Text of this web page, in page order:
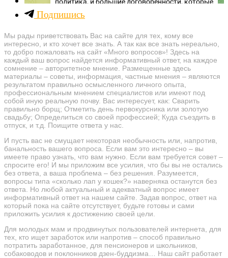
Подпишись
Мы рады приветствовать Вас на сайте для тех, кому все
интересно, и кто хочет все знать. А так как все знать нереально,
то добро пожаловать на сайт «Много вопросов»! Здесь на
каждый ваш вопрос найдется информативный ответ, на каждое
сомнение – авторитетное мнение. Размещенные здесь
материалы – советы, информация, частные мнения – являются
результатом правильно осмысленного личного опыта,
профессиональным мнением специалистов или имеют под
собой иную реальную почву. Вас интересует, как: Сварить
правильно борщ; Отметить день первокурсника или золотую
свадьбу; Определиться со своей профессией; Куда съездить в
отпуск, и т.д. Поищите ответа у нас.
И пусть вас не смущает некоторая необычность или, напротив,
банальность вашего вопроса. Если вам это интересно – вы
имеете право узнать, что вам нужно. Если вам требуется совет –
спросите его! И мы приложим все усилия, что бы вы не остались
без ответа, а ваша проблема – без решения. Разумеется,
вопросы типа «сколько лап у кошек?» наверняка останутся без
ответа. Но любой актуальный и адекватный вопрос имеет
информативный ответ на нашем сайте. Задав вопрос, ответ на
который пока на сайте отсутствует, будьте готовы и сами
приложить усилия к достижению своей цели.
Для молодых мам и продвинутых пользователей интернета, для
тех, кто ищет заработок или напротив – способ правильно
потратить заработанное, для пенсионеров и школьников,
собаководов и поклонников дзен-буддизма… Наш сайт работает